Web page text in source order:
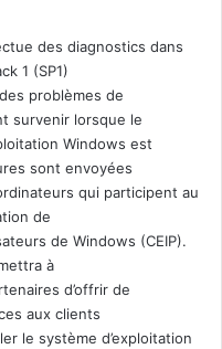
des diagnostics dans
1 (SP1)
problèmes de
survenir lorsque le
Windows est
sont envoyées
qui participent au
de
de Windows (CEIP).
à
d’offrir de
aux clients
le système d’exploitation